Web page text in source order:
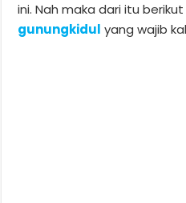
ini. Nah maka dari itu
gunungkidul yang wajib